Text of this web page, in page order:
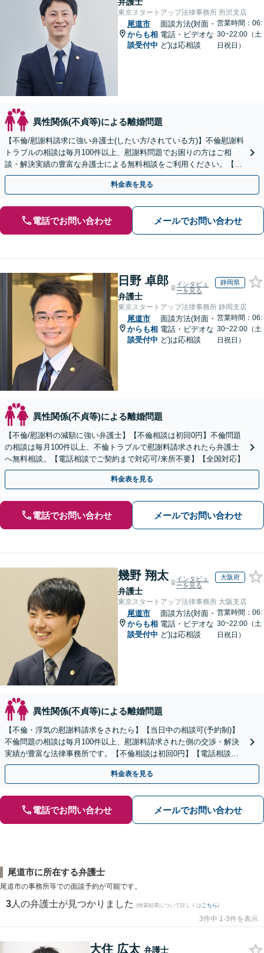
東京スタートアップ法律事務所 所沢支店
尾道市
からも相
談受付中
面談方法(対面・
電話・ビデオな
ど)は応相談
営業時間：06:
30~22:00（土
日祝日）
異性関係(不貞等)による離婚問題
【不倫/慰謝料請求に強い弁護士(したい方/されている方)】不倫慰謝料
トラブルの相談は毎月100件以上、慰謝料問題でお困りの方はご相
談・解決実績の豊富な弁護士による無料相談をご利用ください。【不
倫相談は初回0円】【全国対応】
料金表を見る
電話でお問い合わせ メールでお問い合わせ
日野 卓郎
弁護士
インタビュ
ーを見る
静岡県
東京スタートアップ法律事務所 静岡支店
尾道市
からも相
談受付中
面談方法(対面・
電話・ビデオな
ど)は応相談
営業時間：06:
30~22:00（土
日祝日）
異性関係(不貞等)による離婚問題
【不倫/慰謝料の減額に強い弁護士】【不倫相談は初回0円】不倫問題
の相談は毎月100件以上、不倫トラブルで慰謝料請求されたら弁護士
へ無料相談。【電話相談でご契約まで対応可/来所不要】【全国対応】
料金表を見る
電話でお問い合わせ メールでお問い合わせ
幾野 翔太
弁護士
インタビュ
ーを見る
大阪府
東京スタートアップ法律事務所 大阪支店
尾道市
からも相
談受付中
面談方法(対面・
電話・ビデオな
ど)は応相談
営業時間：06:
30~22:00（土
日祝日）
異性関係(不貞等)による離婚問題
【不倫・浮気の慰謝料請求をされたら】【当日中の相談可(予約制)】
不倫問題の相談は毎月100件以上、慰謝料請求された側の交渉・解決
実績が豊富な法律事務所です。【不倫相談は初回0円】【電話相談で
ご契約まで対応可/来所不要】
料金表を見る
電話でお問い合わせ メールでお問い合わせ
尾道市に所在する弁護士
尾道市の事務所等での面談予約が可能です。
3 人の弁護士が見つかりました (検索結果について詳しくは こちら)
3件中 1-3件を表示
大住 広太 弁護士